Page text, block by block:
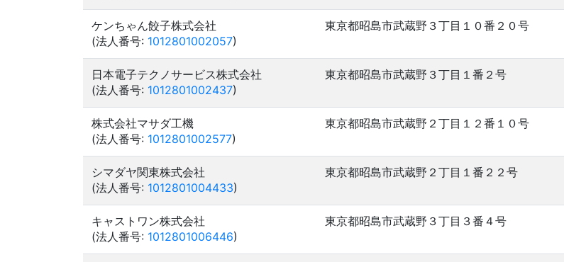
ケンちゃん餃子株式会社
(法人番号: 1012801002057)
東京都昭島市武蔵野３丁目１０番２０号
日本電子テクノサービス株式会社
(法人番号: 1012801002437)
東京都昭島市武蔵野３丁目１番２号
株式会社マサダ工機
(法人番号: 1012801002577)
東京都昭島市武蔵野２丁目１２番１０号
シマダヤ関東株式会社
(法人番号: 1012801004433)
東京都昭島市武蔵野２丁目１番２２号
キャストワン株式会社
(法人番号: 1012801006446)
東京都昭島市武蔵野３丁目３番４号